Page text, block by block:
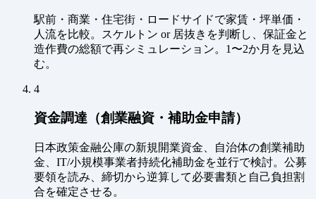
駅前・商業・住宅街・ロードサイドで家賃・坪単価・
人流を比較。スケルトン or 居抜きを判断し、保証金と
造作費の総額で再シミュレーション。1〜2か月を見込
む。
4
資金調達（創業融資・補助金申請）
日本政策金融公庫の新規開業資金、自治体の創業補助
金、IT/小規模事業者持続化補助金を並行で検討。公募
要領を読み、締切から逆算して必要書類と自己負担割
合を確定させる。